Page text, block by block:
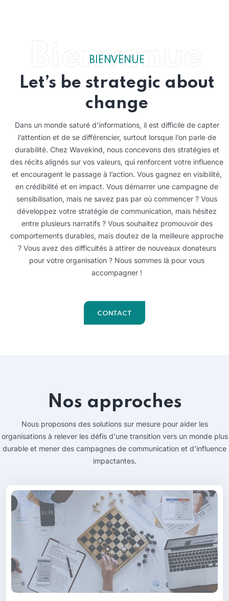
BIENVENUE
Let’s be strategic about
change
Bienvenue
Dans un monde saturé d’informations, il est difficile de capter
l’attention et de se différencier, surtout lorsque l’on parle de
durabilité. Chez Wavekind, nous concevons des stratégies et
des récits alignés sur vos valeurs, qui renforcent votre influence
et encouragent le passage à l’action.Vous gagnez en visibilité,
en crédibilité et en impact.Vous démarrer une campagne de
sensibilisation, mais ne savez pas par où commencer ?Vous
développez votre stratégie de communication, mais hésitez
entre plusieurs narratifs ? Vous souhaitez promouvoir des
comportements durables, mais doutez de la meilleure approche
? Vous avez des difficultés à attirer de nouveaux donateurs
pour votre organisation ? Nous sommes là pour vous
accompagner !
CONTACT
Nos approches
Nous proposons des solutions sur mesure pour aider les
organisations à relever les défis d'une transition vers un monde plus
durable et mener des campagnes de communication et d'influence
impactantes.